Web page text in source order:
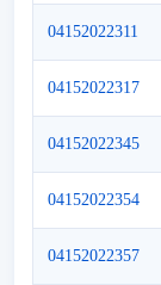
04152022311
04152022317
04152022345
04152022354
04152022357